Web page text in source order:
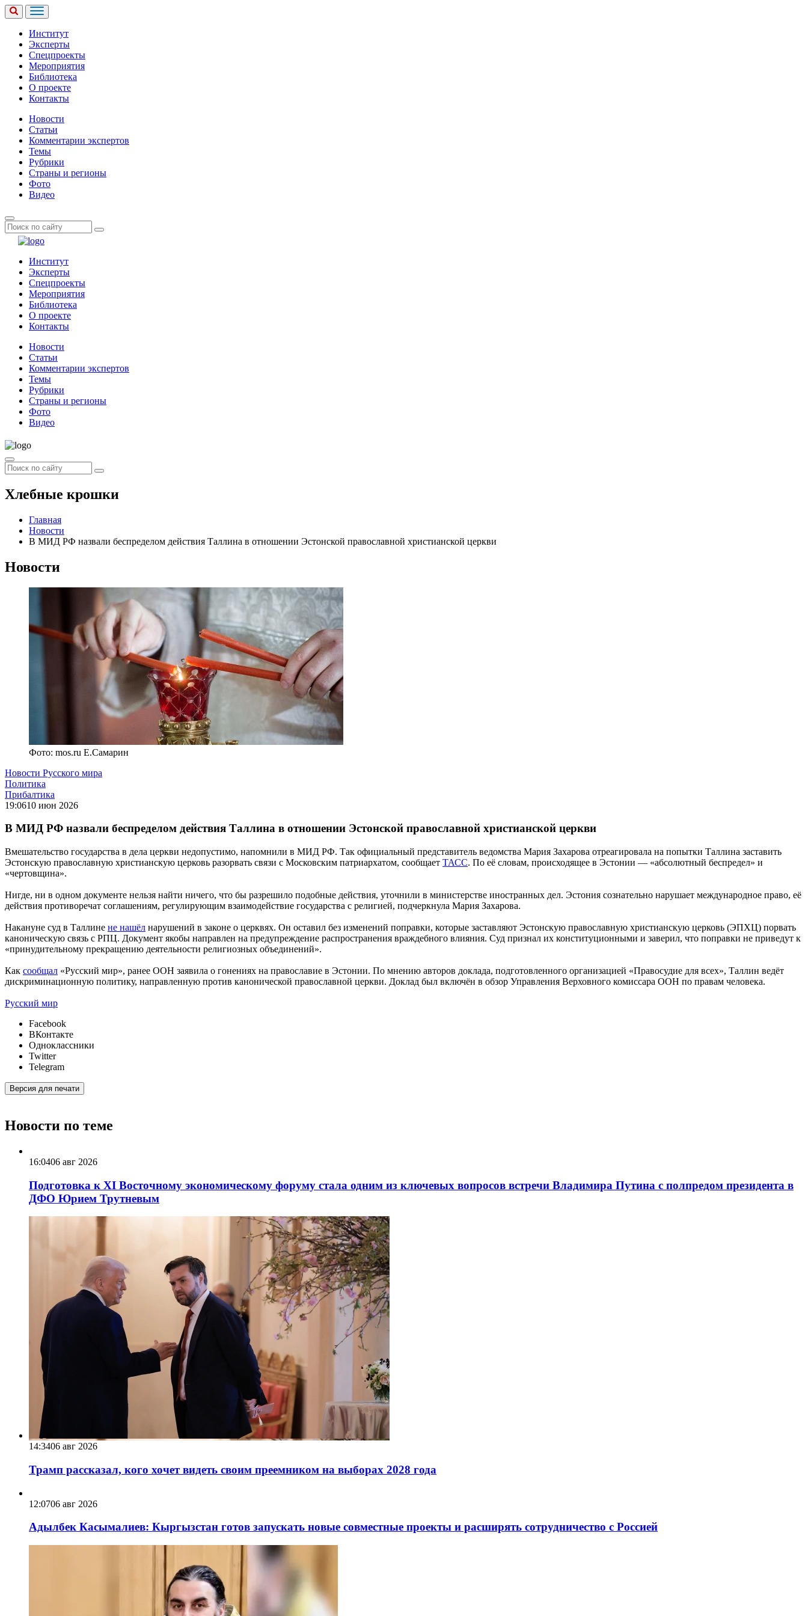
Институт
Эксперты
Спецпроекты
Мероприятия
Библиотека
О проекте
Контакты
Новости
Статьи
Комментарии экспертов
Темы
Рубрики
Страны и регионы
Фото
Видео
Институт
Эксперты
Спецпроекты
Мероприятия
Библиотека
О проекте
Контакты
Новости
Статьи
Комментарии экспертов
Темы
Рубрики
Страны и регионы
Фото
Видео
Хлебные крошки
Главная
Новости
В МИД РФ назвали беспределом действия Таллина в отношении Эстонской православной христианской церкви
Новости
Фото: mos.ru Е.Самарин
Новости Русского мира
Политика
Прибалтика
19:0610 июн 2026
В МИД РФ назвали беспределом действия Таллина в отношении Эстонской православной христианской церкви
Вмешательство государства в дела церкви недопустимо, напомнили в МИД РФ. Так официальный представитель ведомства Мария Захарова отреагировала на попытки Таллина заставить
Эстонскую православную христианскую церковь разорвать связи с Московским патриархатом, сообщает ТАСС. По её словам, происходящее в Эстонии — «абсолютный беспредел» и
«чертовщина».
Нигде, ни в одном документе нельзя найти ничего, что бы разрешило подобные действия, уточнили в министерстве иностранных дел. Эстония сознательно нарушает международное право, её
действия противоречат соглашениям, регулирующим взаимодействие государства с религией, подчеркнула Мария Захарова.
Накануне суд в Таллине не нашёл нарушений в законе о церквях. Он оставил без изменений поправки, которые заставляют Эстонскую православную христианскую церковь (ЭПХЦ) порвать
каноническую связь с РПЦ. Документ якобы направлен на предупреждение распространения враждебного влияния. Суд признал их конституционными и заверил, что поправки не приведут к
«принудительному прекращению деятельности религиозных объединений».
Как сообщал «Русский мир», ранее ООН заявила о гонениях на православие в Эстонии. По мнению авторов доклада, подготовленного организацией «Правосудие для всех», Таллин ведёт
дискриминационную политику, направленную против канонической православной церкви. Доклад был включён в обзор Управления Верховного комиссара ООН по правам человека.
Русский мир
Facebook
ВКонтакте
Одноклассники
Twitter
Telegram
Версия для печати
Новости по теме
16:0406 авг 2026
Подготовка к XI Восточному экономическому форуму стала одним из ключевых вопросов встречи Владимира Путина с полпредом президента в
ДФО Юрием Трутневым
14:3406 авг 2026
Трамп рассказал, кого хочет видеть своим преемником на выборах 2028 года
12:0706 авг 2026
Адылбек Касымалиев: Кыргызстан готов запускать новые совместные проекты и расширять сотрудничество с Россией